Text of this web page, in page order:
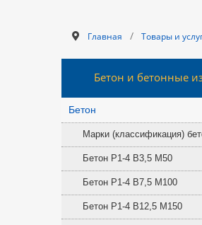
Главная / Товары и
Бетон и бетонные
Бетон
Марки (классификация)
Бетон Р1-4 В3,5 M50
Бетон Р1-4 В7,5 M100
Бетон Р1-4 В12,5 M150